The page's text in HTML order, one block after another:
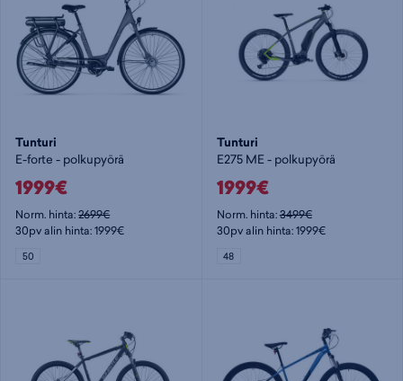
Tunturi
E-forte - polkupyörä
1999€
Norm. hinta:2699€
30pv alin hinta: 1999€
50
Tunturi
E275 ME - polkupyörä
1999€
Norm. hinta:3499€
30pv alin hinta: 1999€
48